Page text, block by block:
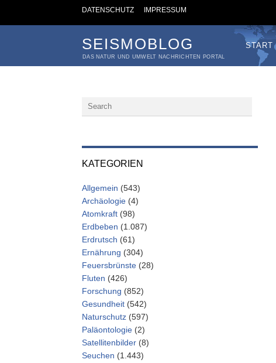
DATENSCHUTZ IMPRESSUM
SEISMOBLOG
DAS NATUR UND UMWELT NACHRICHTEN PORTAL
START
KATEGORIEN
Allgemein (543)
Archäologie (4)
Atomkraft (98)
Erdbeben (1.087)
Erdrutsch (61)
Ernährung (304)
Feuersbrünste (28)
Fluten (426)
Forschung (852)
Gesundheit (542)
Naturschutz (597)
Paläontologie (2)
Satellitenbilder (8)
Seuchen (1.443)